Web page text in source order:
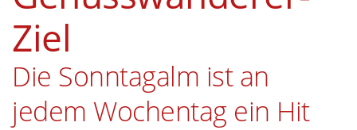
Ziel
Die Sonntagalm ist an
jedem Wochentag ein Hit